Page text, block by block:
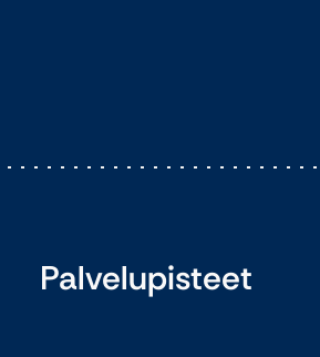
Palvelupisteet